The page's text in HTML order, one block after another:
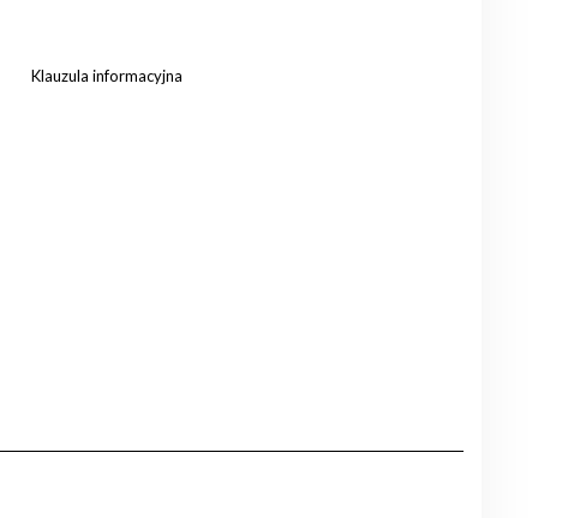
Klauzula informacyjna